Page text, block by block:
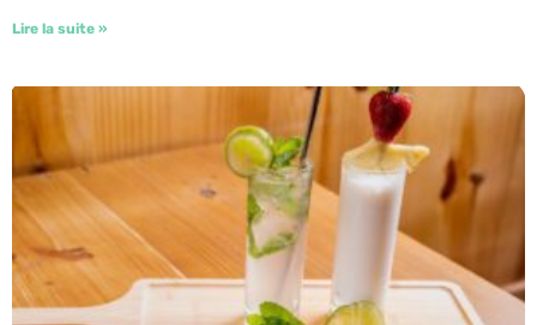
Lire la suite »